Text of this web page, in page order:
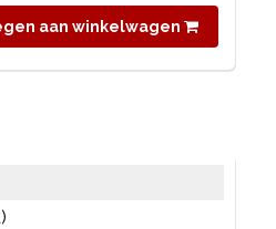
aan winkelwagen